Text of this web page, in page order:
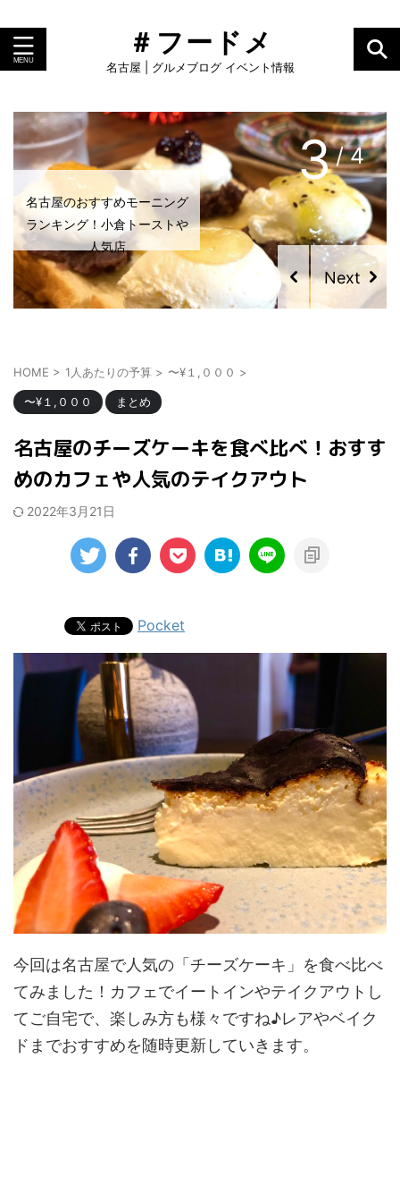
＃フードメ
名古屋 | グルメブログ イベント情報
名古屋のおすすめモーニング
ランキング！小倉トーストや
人気店
3/ 4
HOME > 1人あたりの予算 > 〜¥１,０００ >
〜¥１,０００ まとめ
名古屋のチーズケーキを食べ比べ！おすす
めのカフェや人気のテイクアウト
2022年3月21日
Pocket
今回は名古屋で人気の「チーズケーキ」を食べ比べ
てみました！カフェでイートインやテイクアウトし
てご自宅で、楽しみ方も様々ですね♪レアやベイク
ドまでおすすめを随時更新していきます。